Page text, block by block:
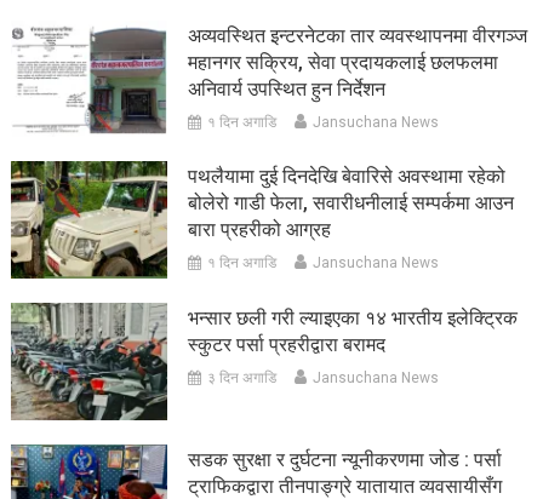
अव्यवस्थित इन्टरनेटका तार व्यवस्थापनमा वीरगञ्ज
महानगर सक्रिय, सेवा प्रदायकलाई छलफलमा
अनिवार्य उपस्थित हुन निर्देशन
१ दिन अगाडि Jansuchana News
पथलैयामा दुई दिनदेखि बेवारिसे अवस्थामा रहेको
बोलेरो गाडी फेला, सवारीधनीलाई सम्पर्कमा आउन
बारा प्रहरीको आग्रह
१ दिन अगाडि Jansuchana News
भन्सार छली गरी ल्याइएका १४ भारतीय इलेक्ट्रिक
स्कुटर पर्सा प्रहरीद्वारा बरामद
३ दिन अगाडि Jansuchana News
सडक सुरक्षा र दुर्घटना न्यूनीकरणमा जोड : पर्सा
ट्राफिकद्वारा तीनपाङ्ग्रे यातायात व्यवसायीसँग